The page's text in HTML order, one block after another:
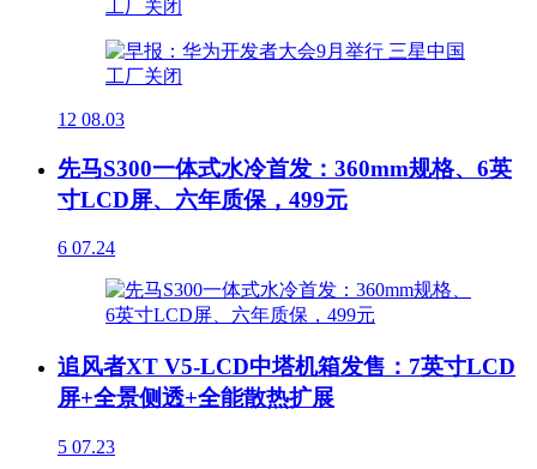
12 08.03
先马S300一体式水冷首发：360mm规格、6英
寸LCD屏、六年质保，499元
6 07.24
追风者XT V5-LCD中塔机箱发售：7英寸LCD
屏+全景侧透+全能散热扩展
5 07.23